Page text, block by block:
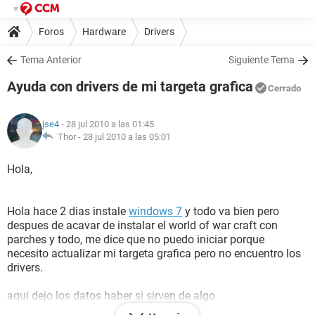
Foros Hardware Drivers
Tema Anterior Siguiente Tema
Ayuda con drivers de mi targeta grafica Cerrado
jse4 - 28 jul 2010 a las 01:45
Thor - 28 jul 2010 a las 05:01
Hola,
Hola hace 2 dias instale windows 7 y todo va bien pero
despues de acavar de instalar el world of war craft con
parches y todo, me dice que no puedo iniciar porque
necesito actualizar mi targeta grafica pero no encuentro los
drivers.
aqui dejo los datos haber si sirven de algo